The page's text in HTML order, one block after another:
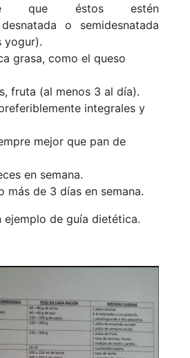
que éstos estén
o semidesnatada
yogur).
grasa, como el queso
fruta (al menos 3 al día).
integrales y
mejor que pan de
en semana.
más de 3 días en semana.
ejemplo de guía dietética.